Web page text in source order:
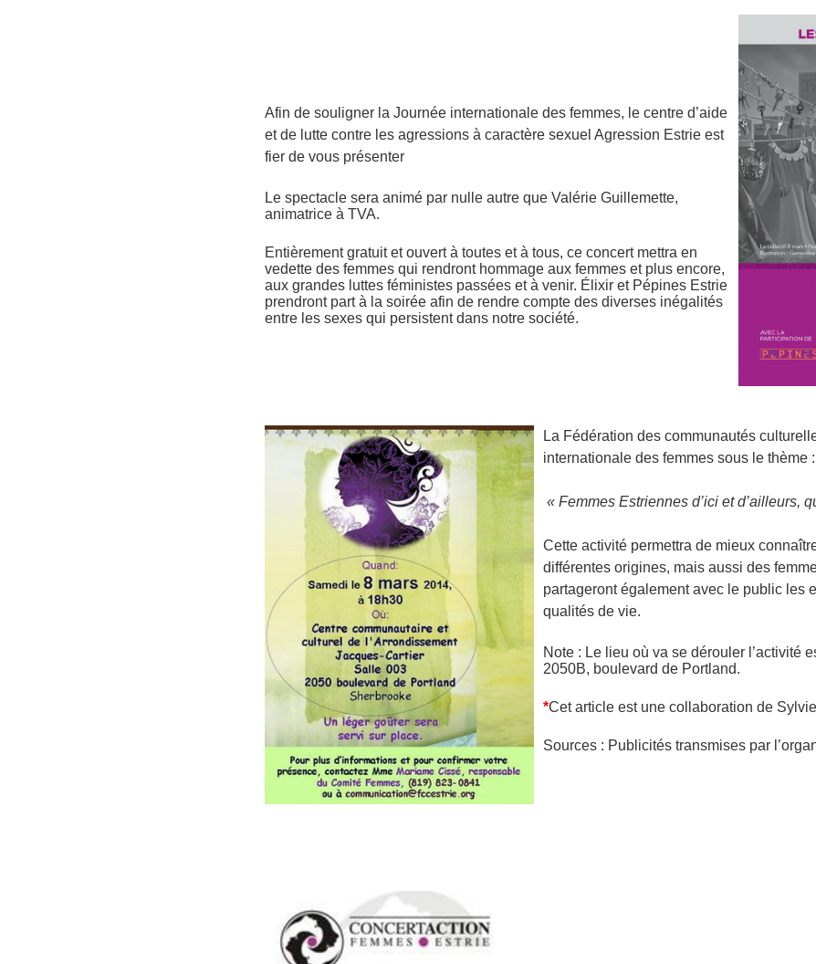
Afin de souligner la Journée internationale des femmes, le centre d’aide
et de lutte contre les agressions à caractère sexuel Agression Estrie est
fier de vous présenter
Le spectacle sera animé par nulle autre que Valérie Guillemette,
animatrice à TVA.
Entièrement gratuit et ouvert à toutes et à tous, ce concert mettra en
vedette des femmes qui rendront hommage aux femmes et plus encore,
aux grandes luttes féministes passées et à venir. Élixir et Pépines Estrie
prendront part à la soirée afin de rendre compte des diverses inégalités
entre les sexes qui persistent dans notre société.
La Fédération des communautés
internationale des femmes sous le thème :
« Femmes Estriennes d’ici et d’ailleurs,
Cette activité permettra de mieux
différentes origines, mais aussi des
partageront également avec le public les
qualités de vie.
Note : Le lieu où va se dérouler l’activité
2050B, boulevard de Portland.
*Cet article est une collaboration de
Sources : Publicités transmises par